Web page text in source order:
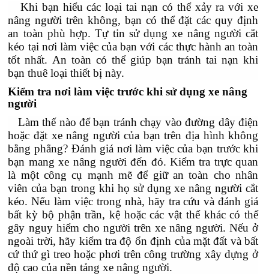
Khi bạn hiểu các loại tai nạn có thể xảy ra với xe
nâng người trên không, bạn có thể đặt các quy định
an toàn phù hợp. Tự tin sử dụng xe nâng người cắt
kéo tại nơi làm việc của bạn với các thực hành an toàn
tốt nhất. An toàn có thể giúp bạn tránh tai nạn khi
bạn thuê loại thiết bị này.
Kiểm tra nơi làm việc trước khi sử dụng xe nâng
người
Làm thế nào để bạn tránh chạy vào đường dây điện
hoặc đặt xe nâng người của bạn trên địa hình không
bằng phẳng? Đánh giá nơi làm việc của bạn trước khi
bạn mang xe nâng người đến đó. Kiểm tra trực quan
là một công cụ mạnh mẽ để giữ an toàn cho nhân
viên của bạn trong khi họ sử dụng xe nâng người cắt
kéo. Nếu làm việc trong nhà, hãy tra cứu và đánh giá
bất kỳ bộ phận trần, kệ hoặc các vật thể khác có thể
gây nguy hiểm cho người trên xe nâng người. Nếu ở
ngoài trời, hãy kiểm tra độ ổn định của mặt đất và bất
cứ thứ gì treo hoặc phơi trên công trường xây dựng ở
độ cao của nền tảng xe nâng người.